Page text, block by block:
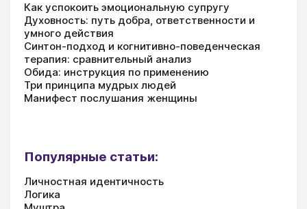
Как успокоить эмоциональную супругу
Духовность: путь добра, ответственности и
умного действия
Синтон-подход и когнитивно-поведенческая
терапия: сравнительный анализ
Обида: инструкция по применению
Три принципа мудрых людей
Манифест послушания женщины
Популярные статьи:
Личностная идентичность
Логика